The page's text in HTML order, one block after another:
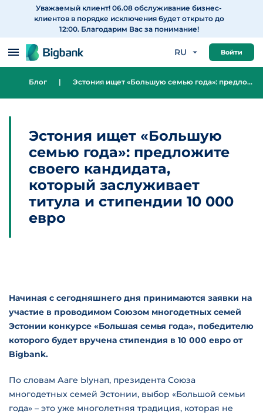
Перейти к содержанию
Уважаемый клиент! 06.08 обслуживание бизнес-
клиентов в порядке исключения будет открыто до
12:00. Благодарим Вас за понимание!
RU Войти
Блог | Эстония ищет «Большую семью года»: предложите своего кандидата, который заслуживает титула и стипендии 10 000 евро
Эстония ищет «Большую
семью года»: предложите
своего кандидата,
который заслуживает
титула и стипендии 10 000
евро
Начиная с сегодняшнего дня принимаются заявки на
участие в проводимом Союзом многодетных семей
Эстонии конкурсе «Большая семья года», победителю
которого будет вручена стипендия в 10 000 евро от
Bigbank.
По словам Ааге Ыунап, президента Союза
многодетных семей Эстонии, выбор «Большой семьи
года» – это уже многолетняя традиция, которая не